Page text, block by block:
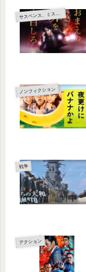
サ
スペンス、ミステリー
ノンフィクション
戦争
アクション